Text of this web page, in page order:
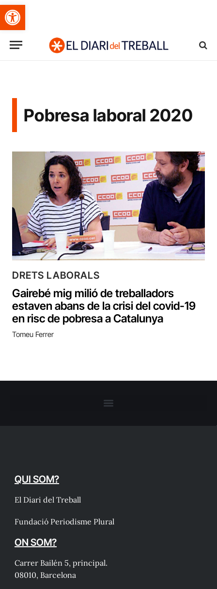
Obre la barra d'eines
Pobresa laboral 2020
DRETS LABORALS
Gairebé mig milió de treballadors
estaven abans de la crisi del covid-19
en risc de pobresa a Catalunya
Tomeu Ferrer
QUI SOM?
El Diari del Treball
Fundació Periodisme Plural
ON SOM?
Carrer Bailén 5, principal.
08010, Barcelona